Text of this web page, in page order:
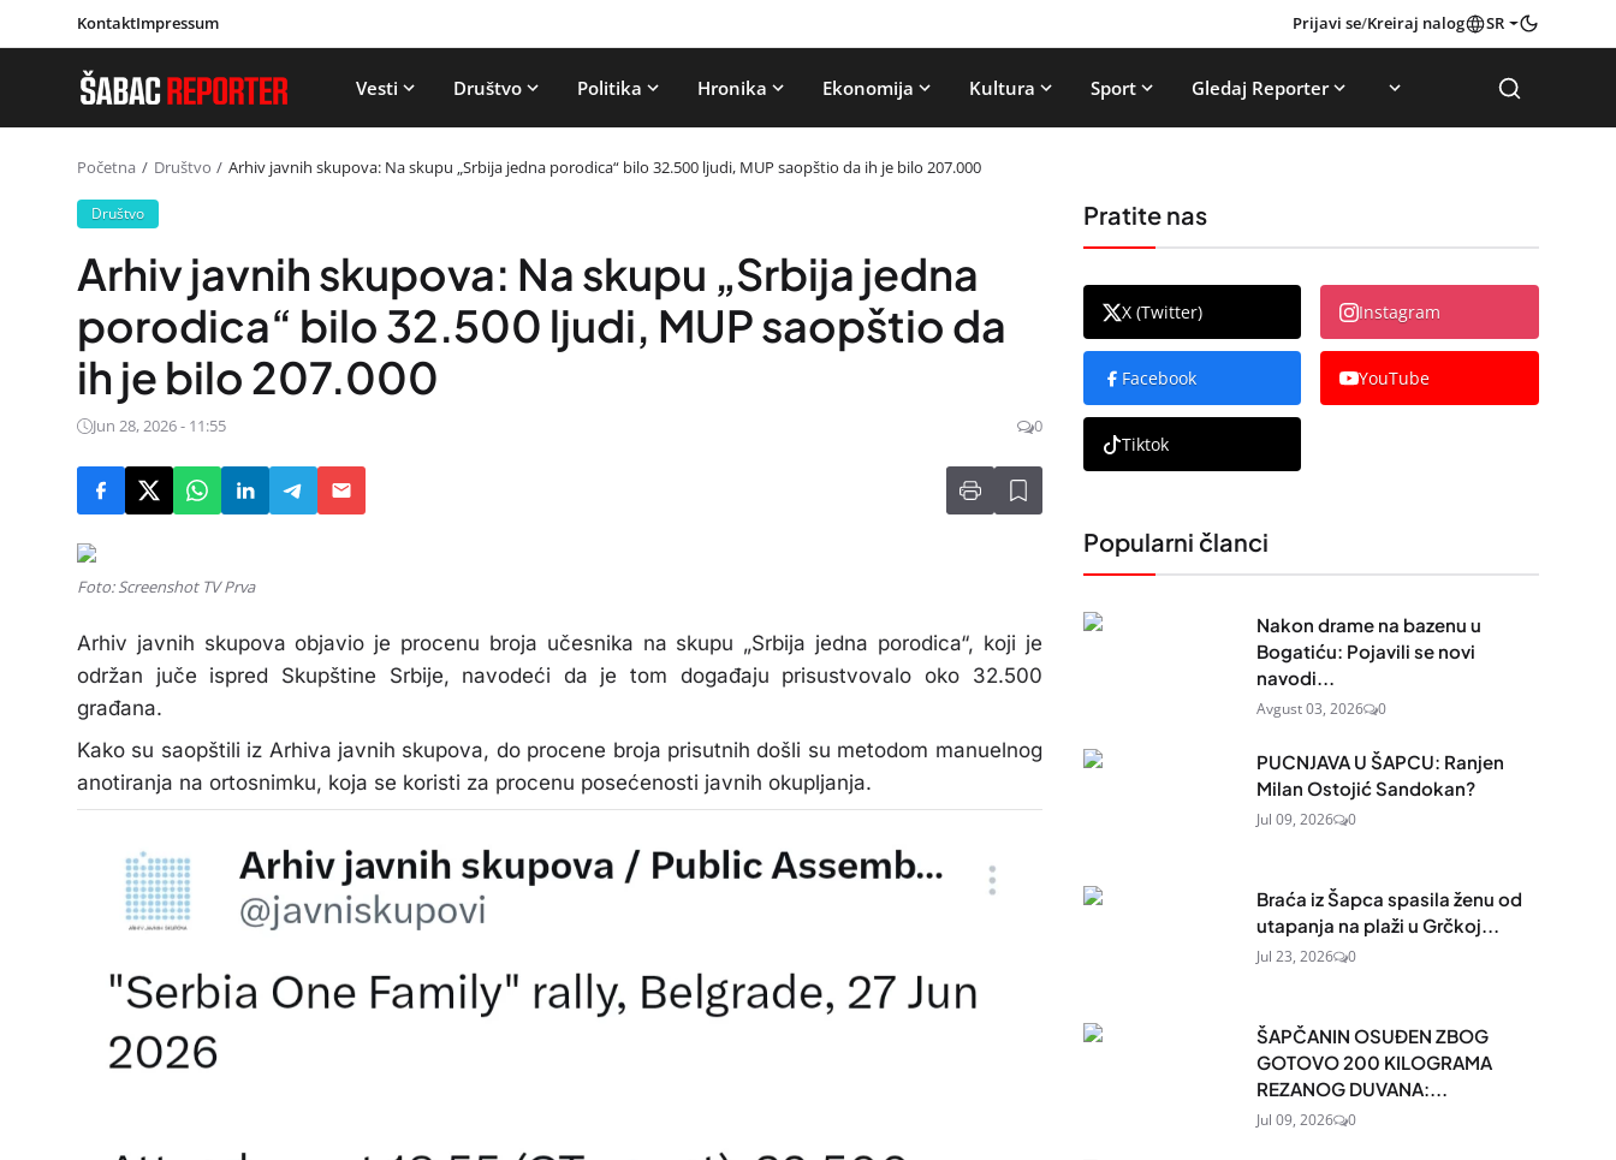
KontaktImpressum Prijavi se/Kreiraj nalog SR
Vesti Društvo Politika Hronika Ekonomija Kultura Sport Gledaj Reporter
Početna Društvo Arhiv javnih skupova: Na skupu „Srbija jedna porodica“ bilo 32.500 ljudi, MUP saopštio da ih je bilo 207.000
Društvo
Arhiv javnih skupova: Na skupu „Srbija jedna
porodica“ bilo 32.500 ljudi, MUP saopštio da
ih je bilo 207.000
Jun 28, 2026 - 11:55 0
Foto: Screenshot TV Prva
Arhiv javnih skupova objavio je procenu broja učesnika na skupu „Srbija jedna porodica“, koji je
održan juče ispred Skupštine Srbije, navodeći da je tom događaju prisustvovalo oko 32.500
građana.
Kako su saopštili iz Arhiva javnih skupova, do procene broja prisutnih došli su metodom manuelnog
anotiranja na ortosnimku, koja se koristi za procenu posećenosti javnih okupljanja.
Pratite nas
X (Twitter) Instagram
Facebook YouTube
Tiktok
Popularni članci
Nakon drame na bazenu u
Bogatiću: Pojavili se novi
navodi...
Avgust 03, 2026 0
PUCNJAVA U ŠAPCU: Ranjen
Milan Ostojić Sandokan?
Jul 09, 2026 0
Braća iz Šapca spasila ženu od
utapanja na plaži u Grčkoj...
Jul 23, 2026 0
ŠAPČANIN OSUĐEN ZBOG
GOTOVO 200 KILOGRAMA
REZANOG DUVANA:...
Jul 09, 2026 0